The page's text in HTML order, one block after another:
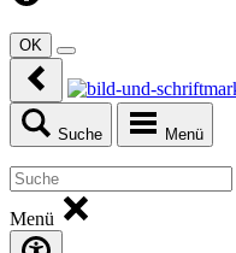
OK
Suche Menü
Menü